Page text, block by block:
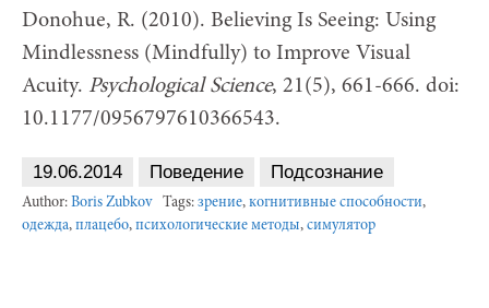
Donohue, R. (2010). Believing Is Seeing: Using
Mindlessness (Mindfully) to Improve Visual
Acuity. Psychological Science, 21(5), 661-666. doi:
10.1177/0956797610366543.
19.06.2014 Поведение Подсознание
Author: Boris Zubkov Tags: зрение, когнитивные способности,
одежда, плацебо, психологические методы, симулятор